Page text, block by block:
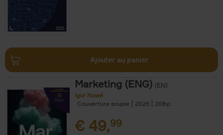
Ajouter au panier
Marketing (ENG) (EN)
Igor Nowé
Couverture souple
2025 208
€ 49,99